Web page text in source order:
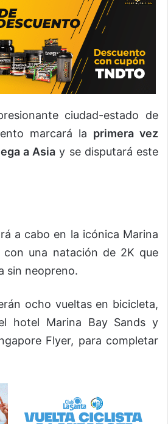
ciudad-estado de
marcará la primera vez
a Asia y se disputará este
a cabo en la icónica Marina
con una natación de 2K que
sin neopreno.
ocho vueltas en bicicleta,
hotel Marina Bay Sands y
Flyer, para completar